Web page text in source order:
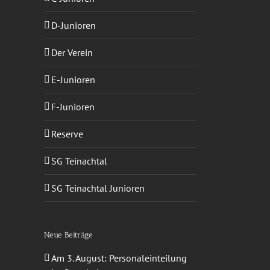
D-Junioren
Der Verein
E-Junioren
F-Junioren
Reserve
SG Teinachtal
SG Teinachtal Junioren
Neue Beiträge
Am 3. August: Personaleinteilung